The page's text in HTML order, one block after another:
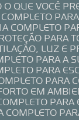
QUE VOCÊ
COMPLETO
PARA
LUZ E
PARA A
PARA
PARA
EM
COMPLETO